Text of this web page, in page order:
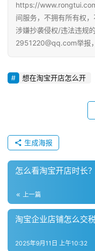
https://
间服务，不拥有所有权
涉嫌抄袭侵权/违法违规
2951220@qq.com举报
想在淘宝开店怎么开
生成海报
怎么看淘宝开店时长
上一篇
淘宝企业店铺怎么交
2025年9月11日 上午10:32